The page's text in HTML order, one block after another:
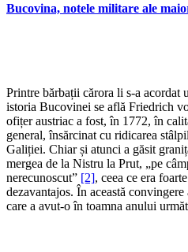
Bucovina, notele militare ale
Printre bărbații cărora li s-a acordat
istoria Bucovinei se află Friedrich
ofițer austriac a fost, în 1772, în
general, însărcinat cu ridicarea
Galiției. Chiar și atunci a găsit
mergea de la Nistru la Prut, „pe
nerecunoscut” [2], ceea ce era
dezavantajos. În această
care a avut-o în toamna anului